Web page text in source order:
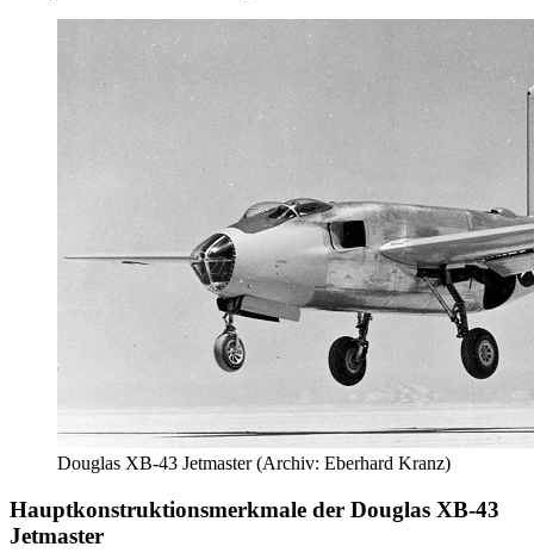
Douglas XB-43 Jetmaster (Archiv: Eberhard Kranz)
Hauptkonstruktionsmerkmale der Douglas XB-43
Jetmaster